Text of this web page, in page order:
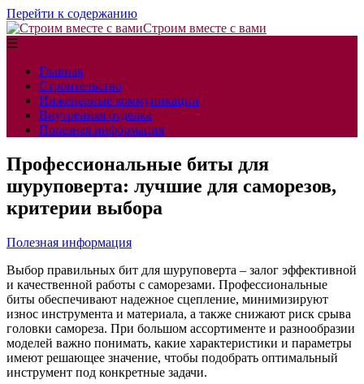
Перейти к содержанию
Строим вместе с вами
☰
Главная
Строительство
Инженерные коммуникации
Внутренняя отделка
Полезная информация
Профессиональные биты для
шуруповерта: лучшие для саморезов,
критерии выбора
Полезная информация
Выбор правильных бит для шуруповерта – залог эффективной
и качественной работы с саморезами. Профессиональные
биты обеспечивают надежное сцепление, минимизируют
износ инструмента и материала, а также снижают риск срыва
головки самореза. При большом ассортименте и разнообразии
моделей важно понимать, какие характеристики и параметры
имеют решающее значение, чтобы подобрать оптимальный
инструмент под конкретные задачи.